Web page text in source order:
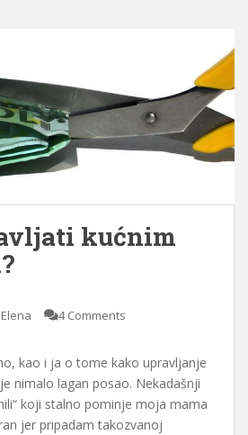
kućnim
Elena 4 Comments
kao i ja o tome kako upravljanje
nimalo lagan posao. Nekadašnji
koji stalno pominje moja mama
jer pripadam takozvanoj